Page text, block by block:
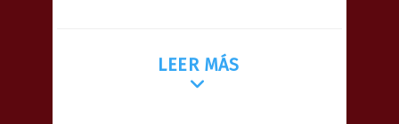
LEER MÁS